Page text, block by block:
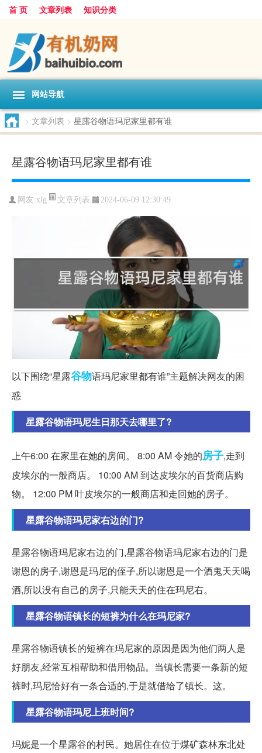
首 页 文章列表 知识分类
网站导航
> 文章列表 > 星露谷物语玛尼家里都有谁
星露谷物语玛尼家里都有谁
网友:xlg 文章列表 2024-06-09 12:30:49
以下围绕“星露谷物语玛尼家里都有谁”主题解决网友的困
惑
星露谷物语玛尼生日那天去哪里了?
上午6:00 在家里在她的房间。 8:00 AM 令她的房子,走到
皮埃尔的一般商店。 10:00 AM 到达皮埃尔的百货商店购
物。 12:00 PM 叶皮埃尔的一般商店和走回她的房子。
星露谷物语玛尼家右边的门?
星露谷物语玛尼家右边的门,星露谷物语玛尼家右边的门是
谢恩的房子,谢恩是玛尼的侄子,所以谢恩是一个酒鬼天天喝
酒,所以没有自己的房子,只能天天的住在玛尼右。
星露谷物语镇长的短裤为什么在玛尼家?
星露谷物语镇长的短裤在玛尼家的原因是因为他们两人是
好朋友,经常互相帮助和借用物品。当镇长需要一条新的短
裤时,玛尼恰好有一条合适的,于是就借给了镇长。这。
星露谷物语玛尼上班时间?
玛妮是一个星露谷的村民。她居住在位于煤矿森林东北处